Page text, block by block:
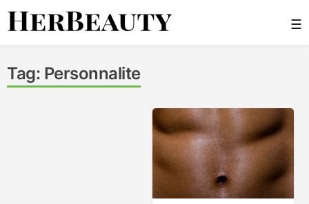
Skip
☰
Tag: Personnalite